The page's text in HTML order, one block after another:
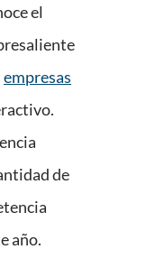
el
empresas
de
año.